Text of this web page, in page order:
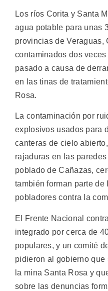
Los ríos Corita y Santa
agua potable para unas
provincias de Veraguas,
contaminados dos
pasado a causa de
en las tinas de
Rosa.
La contaminación por
explosivos usados para
canteras de cielo
rajaduras en las
poblado de Cañazas,
también forman parte de
pobladores contra la
El Frente Nacional
integrado por cerca de
populares, y un comité
pidieron al gobierno
la mina Santa Rosa y
sobre las denuncias